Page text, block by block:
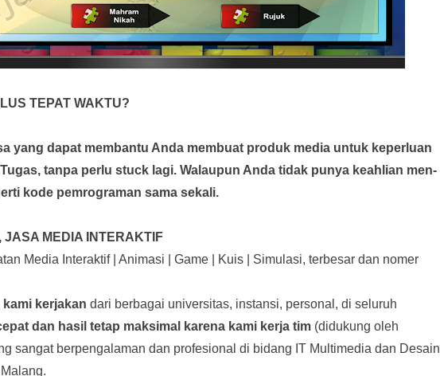
TEPAT WAKTU?
yang dapat membantu Anda membuat produk media untuk keperluan
tanpa perlu stuck lagi. Walaupun Anda tidak punya keahlian men-
kode pemrograman sama sekali.
JASA MEDIA INTERAKTIF
Media Interaktif | Animasi | Game | Kuis | Simulasi, terbesar dan nomer
kerjakan dari berbagai universitas, instansi, personal, di seluruh
dan hasil tetap maksimal karena kami kerja tim (didukung oleh
sangat berpengalaman dan profesional di bidang IT Multimedia dan Desain